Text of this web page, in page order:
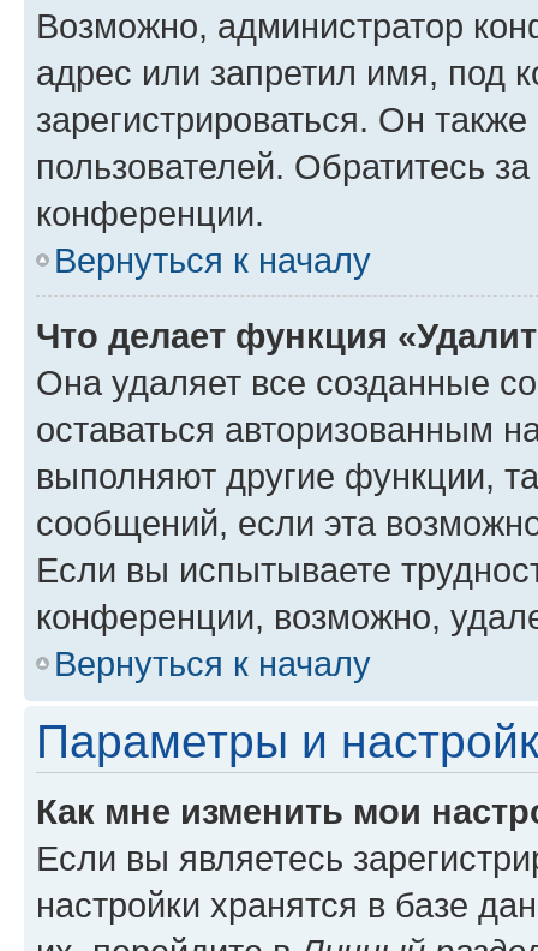
Возможно, администратор
адрес или запретил имя, под
зарегистрироваться. Он
пользователей. Обратитесь
конференции.
Вернуться к началу
Что делает функция
Она удаляет все созданные
оставаться авторизованным
выполняют другие функции,
сообщений, если эта
Если вы испытываете
конференции, возможно,
Вернуться к началу
Параметры и
Как мне изменить мои
Если вы являетесь
настройки хранятся в базе